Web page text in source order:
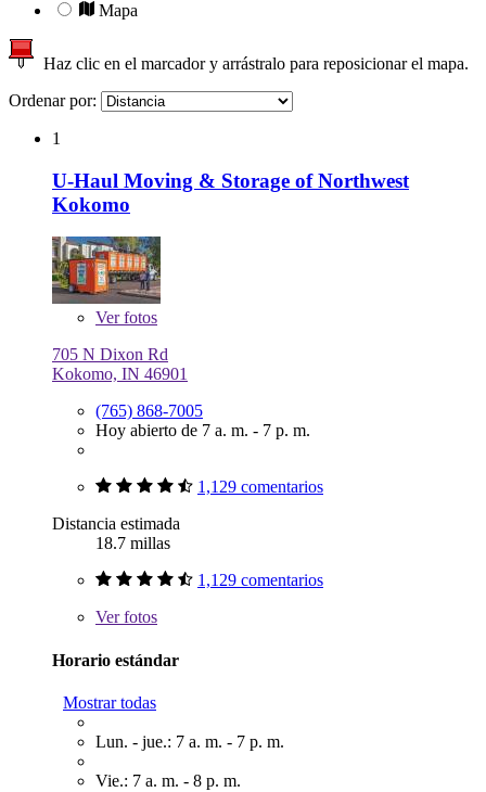
Mapa
Haz clic en el marcador y arrástralo para reposicionar el mapa.
Ordenar por:
1
U-Haul Moving & Storage of Northwest
Kokomo
Verfotos
705 N Dixon Rd
Kokomo, IN 46901
(765) 868-7005
Hoy abierto de 7 a. m. - 7 p. m.
1,129 comentarios
Distancia estimada
18.7 millas
1,129 comentarios
Verfotos
Horario estándar
Mostrar todas
Lun. - jue.: 7 a. m. - 7 p. m.
Vie.: 7 a. m. - 8 p. m.